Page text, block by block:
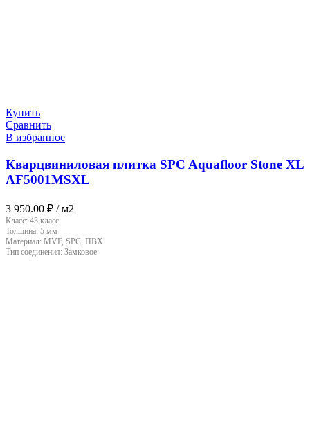
Купить
Сравнить
В избранное
Кварцвиниловая плитка SPC Aquafloor Stone XL
AF5001MSXL
3 950.00 ₽ / м2
Класс: 43 класс
Толщина: 5 мм
Материал: MVF, SPC, ПВХ
Тип соединения: Замковое